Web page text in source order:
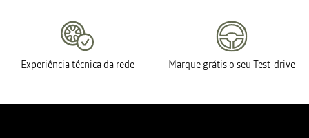
Experiência técnica da rede Marque grátis o seu Test-drive